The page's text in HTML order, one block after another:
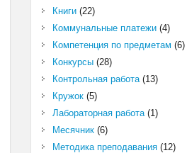
Книги(22)
Коммунальные платежи(4)
Компетенция по предметам (6)
Конкурсы(28)
Контрольная работа(13)
Кружок(5)
Лабораторная работа(1)
Месячник(6)
Методика преподавания(12)